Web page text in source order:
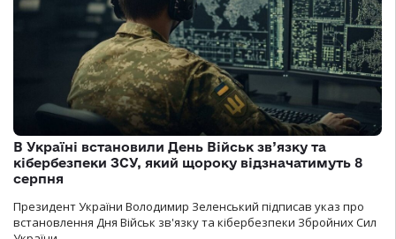
В Україні встановили День Військ зв’язку та
кібербезпеки ЗСУ, який щороку відзначатимуть 8
серпня
Президент України Володимир Зеленський підписав указ про
встановлення Дня Військ зв'язку та кібербезпеки Збройних Сил